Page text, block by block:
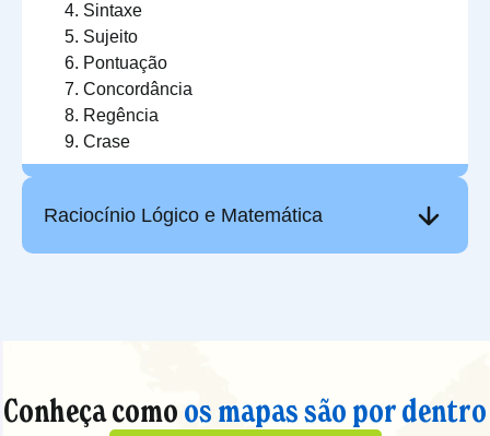
Sintaxe
Sujeito
Pontuação
Concordância
Regência
Crase
Raciocínio Lógico e Matemática
Conheça como os mapas são por dentro